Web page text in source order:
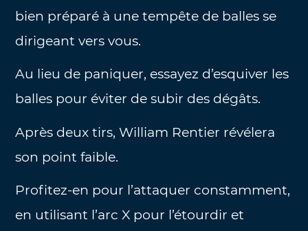
bien préparé à une tempête de balles se
dirigeant vers vous.
Au lieu de paniquer, essayez d’esquiver les
balles pour éviter de subir des dégâts.
Après deux tirs, William Rentier révélera
son point faible.
Profitez-en pour l’attaquer constamment,
en utilisant l’arc X pour l’étourdir et